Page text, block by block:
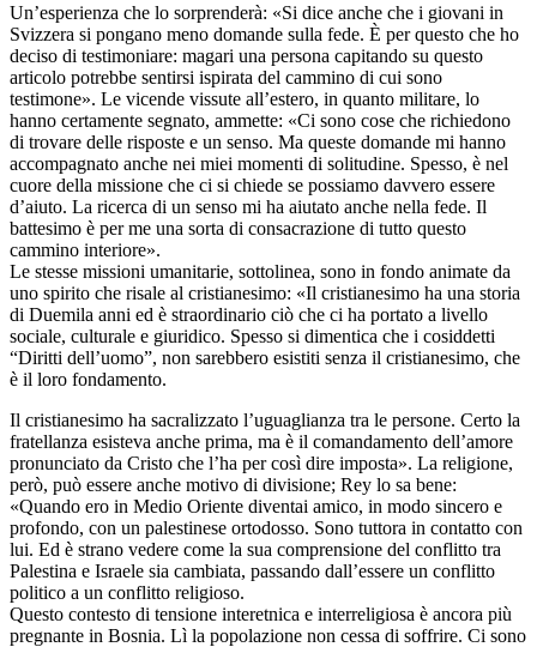
Un’esperienza che lo sorprenderà: «Si dice anche che i giovani in
Svizzera si pongano meno domande sulla fede. È per questo che ho
deciso di testimoniare: magari una persona capitando su questo
articolo potrebbe sentirsi ispirata del cammino di cui sono
testimone». Le vicende vissute all’estero, in quanto militare, lo
hanno certamente segnato, ammette: «Ci sono cose che richiedono
di trovare delle risposte e un senso. Ma queste domande mi hanno
accompagnato anche nei miei momenti di solitudine. Spesso, è nel
cuore della missione che ci si chiede se possiamo davvero essere
d’aiuto. La ricerca di un senso mi ha aiutato anche nella fede. Il
battesimo è per me una sorta di consacrazione di tutto questo
cammino interiore».
Le stesse missioni umanitarie, sottolinea, sono in fondo animate da
uno spirito che risale al cristianesimo: «Il cristianesimo ha una storia
di Duemila anni ed è straordinario ciò che ci ha portato a livello
sociale, culturale e giuridico. Spesso si dimentica che i cosiddetti
“Diritti dell’uomo”, non sarebbero esistiti senza il cristianesimo, che
è il loro fondamento.
Il cristianesimo ha sacralizzato l’uguaglianza tra le persone. Certo la
fratellanza esisteva anche prima, ma è il comandamento dell’amore
pronunciato da Cristo che l’ha per così dire imposta». La religione,
però, può essere anche motivo di divisione; Rey lo sa bene:
«Quando ero in Medio Oriente diventai amico, in modo sincero e
profondo, con un palestinese ortodosso. Sono tuttora in contatto con
lui. Ed è strano vedere come la sua comprensione del conflitto tra
Palestina e Israele sia cambiata, passando dall’essere un conflitto
politico a un conflitto religioso.
Questo contesto di tensione interetnica e interreligiosa è ancora più
pregnante in Bosnia. Lì la popolazione non cessa di soffrire. Ci sono